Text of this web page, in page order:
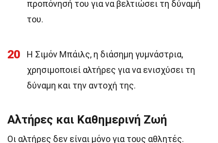
προπόνησή του για να βελτιώσει τη δύναμή
του.
20
Η Σιμόν Μπάιλς, η διάσημη γυμνάστρια,
χρησιμοποιεί αλτήρες για να ενισχύσει τη
δύναμη και την αντοχή της.
Αλτήρες και Καθημερινή Ζωή
Οι αλτήρες δεν είναι μόνο για τους αθλητές.